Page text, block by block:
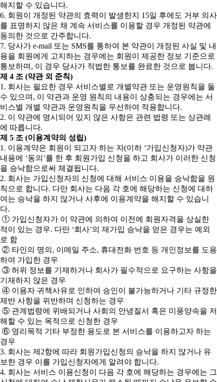
해지할 수 있습니다.
6. 회원이 개정된 약관의 효력이 발생한지 15일 후에도 거부 의사
를 표명하지 않은 채 계속 서비스를 이용할 경우 개정된 약관에
동의한 것으로 간주합니다.
7. 당사가 e-mail 또는 SMS를 통하여 본 약관이 개정된 사실 및 내
용을 회원에게 고지하는 경우에는 회원이 제공한 정보 기준으로
통보하며, 이 경우 당사가 적법한 통보를 완료한 것으로 봅니다.
제 4 조 (약관 외 준칙)
1. 회사는 필요한 경우 서비스별로 개별약관 또는 운영원칙을 둘
수 있으며, 이 약관과 운영 원칙의 내용이 상충되는 경우에는 서
비스별 개별 약관과 운영원칙을 우선하여 적용합니다.
2. 이 약관에 명시되어 있지 않은 사항은 관련 법령 또는 상관례
에 따릅니다.
제 5 조 (이용계약의 성립)
1. 이용계약은 회원이 되고자 하는 자(이하 ‘가입신청자)가 약관
내용에 ‘동의’를 한 후 회원가입 신청을 하고 회사가 이러한 신청
을 승낙함으로써 체결됩니다.
2. 회사는 가입신청자의 신청에 대해 서비스 이용을 승낙함을 원
칙으로 합니다. 다만 회사는 다음 각 호에 해당하는 신청에 대하
여는 승낙을 하지 않거나 사후에 이용계약을 해지할 수 있습니
다.
① 가입신청자가 이 약관에 의하여 이전에 회원자격을 상실한
적이 있는 경우. 다만 ‘회사’의 재가입 승낙을 얻은 경우는 예외
로 함
② 타인의 명의, 이메일 주소, 휴대전화 번호 등 개인정보를 도용
하여 가입한 경우
③ 허위 정보를 기재하거나 회사가 필수적으로 요구하는 사항을
기재하지 않은 경우
④ 이용자 귀책사유로 인하여 승인이 불가능하거나 기타 규정한
제반 사항을 위반하며 신청하는 경우
⑤ 관계법령에 위배되거나 사회의 안녕질서 혹은 미풍양속을 저
해할 수 있는 목적으로 신청한 경우
⑥ 영리목적 기타 부정한 용도로 본 서비스를 이용하고자 하는
경우
3. 회사는 제2항에 따라 회원가입신청의 승낙을 하지 않거나 유
보한 경우 이를 가입신청자에게 알려야 합니다.
4. 회사는 서비스 이용신청이 다음 각 호에 해당하는 경우에는 그